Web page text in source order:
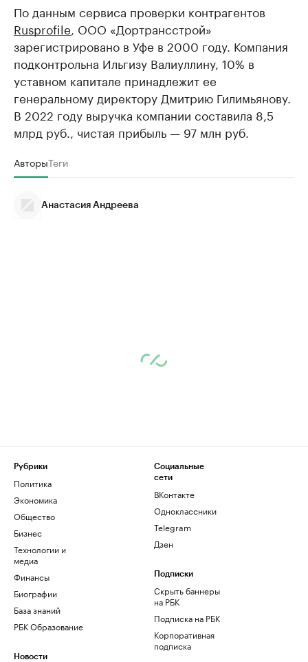
По данным сервиса проверки контрагентов
Rusprofile, ООО «Дортрансстрой»
зарегистрировано в Уфе в 2000 году. Компания
подконтрольна Ильгизу Валиуллину, 10% в
уставном капитале принадлежит ее
генеральному директору Дмитрию Гилимьянову.
В 2022 году выручка компании составила 8,5
млрд руб., чистая прибыль — 97 млн руб.
АвторыТеги
Анастасия Андреева
Рубрики
Политика
Экономика
Общество
Бизнес
Технологии и
медиа
Финансы
Биографии
База знаний
РБК Образование
Новости
Социальные
сети
ВКонтакте
Одноклассники
Telegram
Дзен
Подписки
Скрыть баннеры
на РБК
Подписка на РБК
Корпоративная
подписка